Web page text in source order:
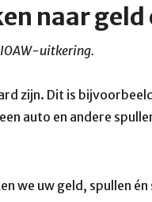
naar geld
uitkering.
zijn. Dit is
auto en andere
we uw geld, spullen én